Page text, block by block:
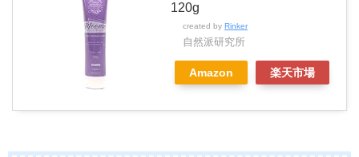
120g
created by Rinker
自然派研究所
Amazon 楽天市場